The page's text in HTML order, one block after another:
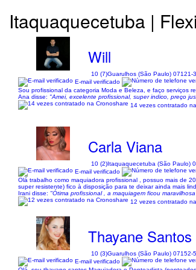
Itaquaquecetuba |
Will
10 (7)Guarulhos (São Paulo) 07121-
E-mail verificado
Sou profissional da categoria Moda e Beleza, e faço serviços
Ana disse: "Amei, excelente profissional, super indico, preço
14 vezes contratado
Carla Viana
10 (2)Itaquaquecetuba (São Paulo)
E-mail verificado
Olá trabalho como maquiadora profissional , possuo mais de
super resistente) fico à disposição para te deixar ainda mais
Irani disse: "Ótima profissional , a maquiagem ficou
12 vezes contratado
Thayane Santos
10 (3)Guarulhos (São Paulo) 07152-
E-mail verificado